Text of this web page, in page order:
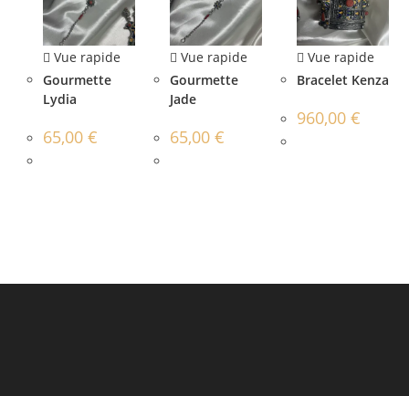
Vue rapide
Gourmette
Lydia
65,00€
Vue rapide
Gourmette
Jade
65,00 €
Vue rapide
Bracelet Kenza
960,00 €